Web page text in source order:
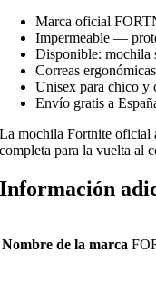
Marca oficial
Impermeable —
Disponible: mochila
Correas
Unisex para chico y
Envío gratis a
La mochila Fortnite oficial
completa para la vuelta al
Información
Nombre de la marca